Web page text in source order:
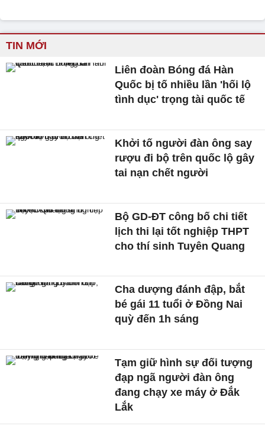
TIN MỚI
Liên đoàn Bóng đá Hàn
Quốc bị tố nhiều lần 'hối lộ
tình dục' trọng tài quốc tế
Khởi tố người đàn ông say
rượu đi bộ trên quốc lộ gây
tai nạn chết người
Bộ GD-ĐT công bố chi tiết
lịch thi lại tốt nghiệp THPT
cho thí sinh Tuyên Quang
Cha dượng đánh đập, bắt
bé gái 11 tuổi ở Đồng Nai
quỳ đến 1h sáng
Tạm giữ hình sự đối tượng
đạp ngã người đàn ông
đang chạy xe máy ở Đắk
Lắk